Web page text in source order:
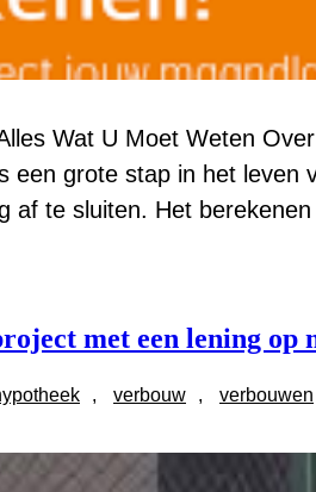
Wat U Moet Weten
een grote stap in het leven
af te sluiten. Het
met een lening op
, verbouw , verbouwen